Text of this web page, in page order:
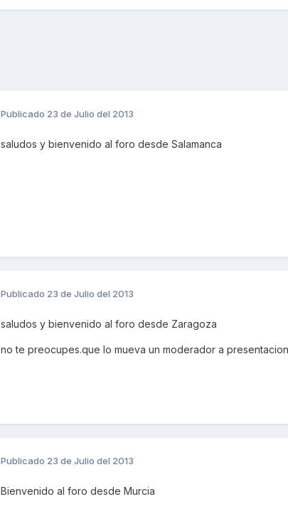
Publicado 23 de Julio del 2013
saludos y bienvenido al foro desde Salamanca
Publicado 23 de Julio del 2013
saludos y bienvenido al foro desde Zaragoza
no te preocupes.que lo mueva un moderador a
Publicado 23 de Julio del 2013
Bienvenido al foro desde Murcia